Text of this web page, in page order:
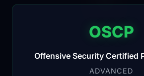
OSCP
Offensive Security Certified
ADVANCED